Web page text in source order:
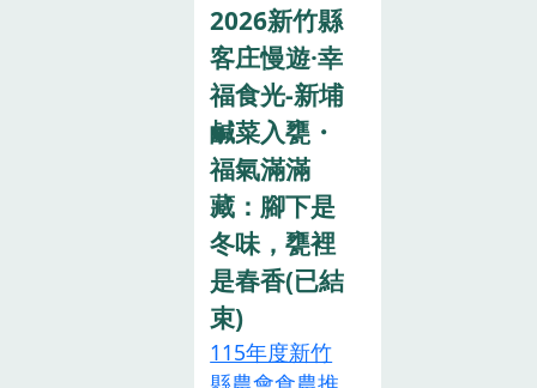
𝟬𝟬-𝟭𝟲：
𝟬𝟬»» 比賽地
點：小孩館旁
柏油路上»» 比
賽組別：▸
13:00-13:50
迷你農夫組(3
歲以上、國小
二年級以下)▸
14:00-14:50
小農夫組(國小
三年級-國小六
容與費用親子
拔蘿蔔體驗｜
$300 / 份・拔
蘿蔔 8 台斤・
新鮮蘿蔔湯 1
份地點：彩源
農場（桃園市
觀音區新華路
一段671巷86
號）醃漬白蘿
蔔 DIY｜$120
/ 瓶（約
2026新竹縣
客庄慢遊·幸
福食光-新埔
鹹菜入甕・
福氣滿滿
藏：腳下是
冬味，甕裡
是春香(已結
束)
115年度新竹